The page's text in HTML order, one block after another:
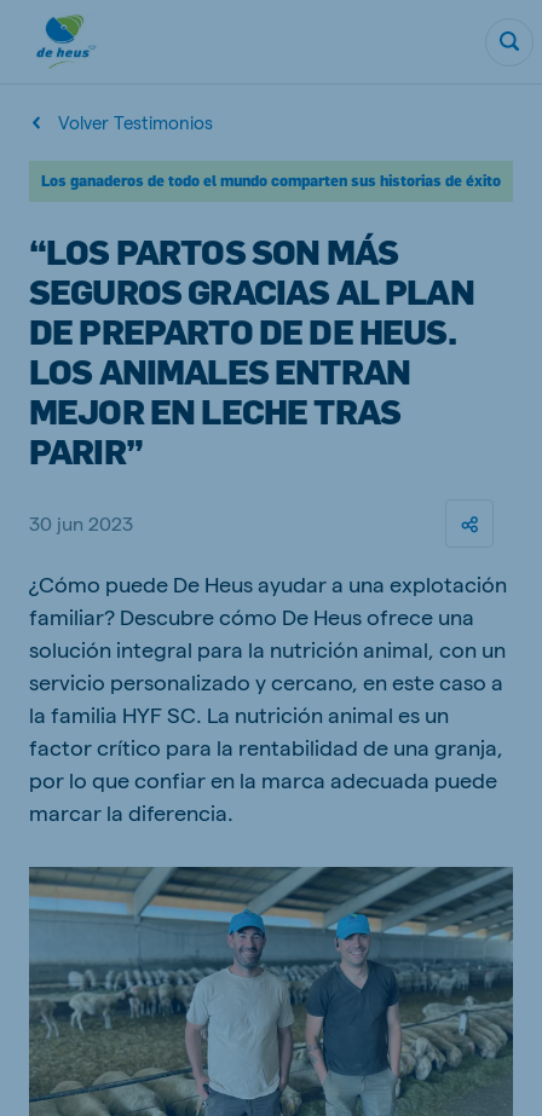
Volver Testimonios
Los ganaderos de todo el mundo comparten sus historias de éxito
“LOS PARTOS SON MÁS
SEGUROS GRACIAS AL PLAN
DE PREPARTO DE DE HEUS.
LOS ANIMALES ENTRAN
MEJOR EN LECHE TRAS
PARIR”
30 jun 2023
¿Cómo puede De Heus ayudar a una explotación
familiar? Descubre cómo De Heus ofrece una
solución integral para la nutrición animal, con un
servicio personalizado y cercano, en este caso a
la familia HYF SC. La nutrición animal es un
factor crítico para la rentabilidad de una granja,
por lo que confiar en la marca adecuada puede
marcar la diferencia.